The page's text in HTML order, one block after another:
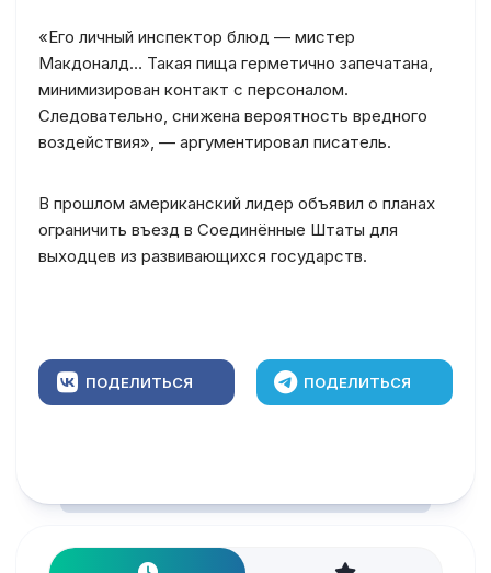
«Его личный инспектор блюд — мистер
Макдоналд… Такая пища герметично запечатана,
минимизирован контакт с персоналом.
Следовательно, снижена вероятность вредного
воздействия», — аргументировал писатель.
В прошлом американский лидер объявил о планах
ограничить въезд в Соединённые Штаты для
выходцев из развивающихся государств.
ПОДЕЛИТЬСЯ ПОДЕЛИТЬСЯ